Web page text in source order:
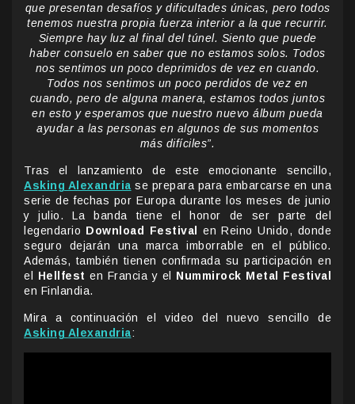
que presentan desafíos y dificultades únicas, pero todos
tenemos nuestra propia fuerza interior a la que recurrir.
Siempre hay luz al final del túnel. Siento que puede
haber consuelo en saber que no estamos solos. Todos
nos sentimos un poco deprimidos de vez en cuando.
Todos nos sentimos un poco perdidos de vez en
cuando, pero de alguna manera, estamos todos juntos
en esto y esperamos que nuestro nuevo álbum pueda
ayudar a las personas en algunos de sus momentos
más difíciles”.
Tras el lanzamiento de este emocionante sencillo,
Asking Alexandria se prepara para embarcarse en una
serie de fechas por Europa durante los meses de junio
y julio. La banda tiene el honor de ser parte del
legendario Download Festival
en Reino Unido, donde
seguro dejarán una marca imborrable en el público.
Además, también tienen confirmada su participación en
el Hellfest en Francia y el Nummirock Metal Festival
en Finlandia.
Mira a continuación el video del nuevo sencillo de
Asking Alexandria: